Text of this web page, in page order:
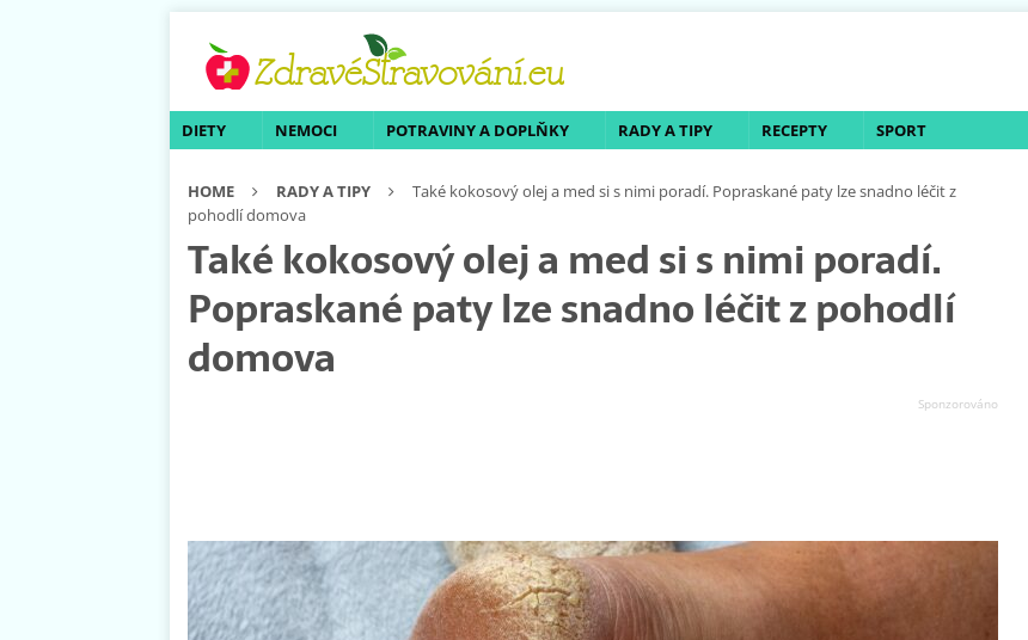
DIETY NEMOCI POTRAVINY A DOPLŇKY RADY A TIPY RECEPTY SPORT
HOME RADY A TIPY
Také kokosový olej a med si s nimi poradí. Popraskané paty lze snadno léčit z
pohodlí domova
Také kokosový olej a med si s nimi poradí.
Popraskané paty lze snadno léčit z pohodlí
domova